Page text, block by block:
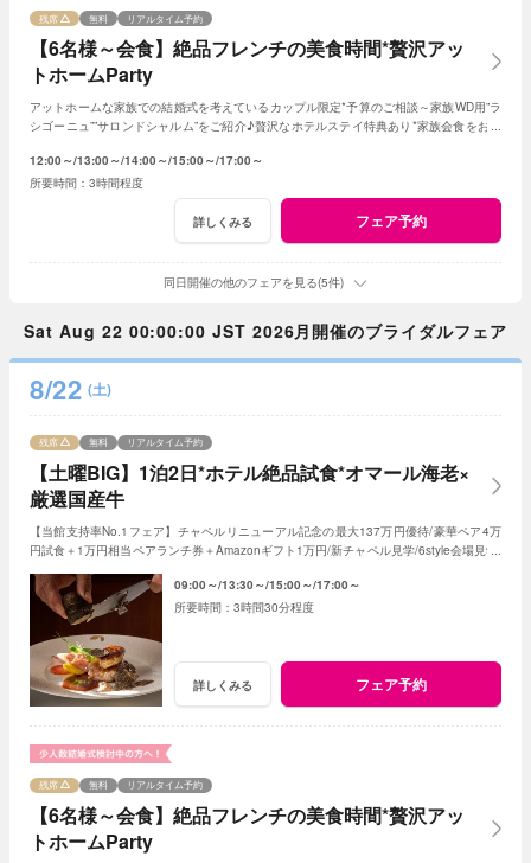
【6名様～会食】絶品フレンチの美食時間*贅沢アッ
トホームParty
残席 無料 リアルタイム予約
アットホームな家族での結婚式を考えているカップル限定*予算のご相談～家族WD用”ラ
シゴーニュ””サロンドシャルム”をご紹介♪贅沢なホテルステイ特典あり*家族会食をお得
12:00～ 13:00～ 14:00～ 15:00～ 17:00～
3時間程度
詳しくみる フェア予約
同日開催の他のフェアを見る(5件)
Sat Aug 22 00:00:00 JST 2026月開催のブライダルフェア
8/22 (土)
【土曜BIG】1泊2日*ホテル絶品試食*オマール海老×
厳選国産牛
残席 無料 リアルタイム予約
【当館支持率No.1フェア】チャペルリニューアル記念の最大137万円優待/豪華ペア4万
円試食＋1万円相当ペアランチ券＋Amazonギフト1万円/新チャペル見学/6style会場見学/
09:00～ 13:30～ 15:00～ 17:00～
3時間30分程度
詳しくみる フェア予約
【6名様～会食】絶品フレンチの美食時間*贅沢アッ
トホームParty
残席 無料 リアルタイム予約